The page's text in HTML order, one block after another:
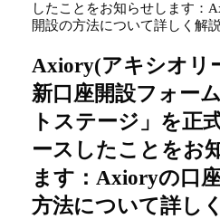
したことをお知らせします：
開設の方法について詳しく解
Axiory(アキシオリ
新口座開設フォー
トステージ」を正
ースしたことをお
ます：Axioryの口
方法について詳し